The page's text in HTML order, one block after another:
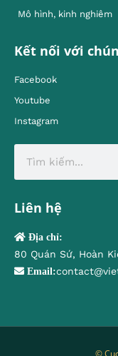
Mô hình, kinh nghiêm
Kết nối với
Facebook
Youtube
Instagram
Liên hệ
Địa chỉ:
80 Quán Sứ, Hoàn
Email:
©